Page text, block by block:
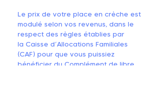
Le prix de votre place en crèche est
modulé selon vos revenus, dans le
respect des règles établies par
la Caisse d’Allocations Familiales
(CAF) pour que vous puissiez
bénéficier du Complément de libre